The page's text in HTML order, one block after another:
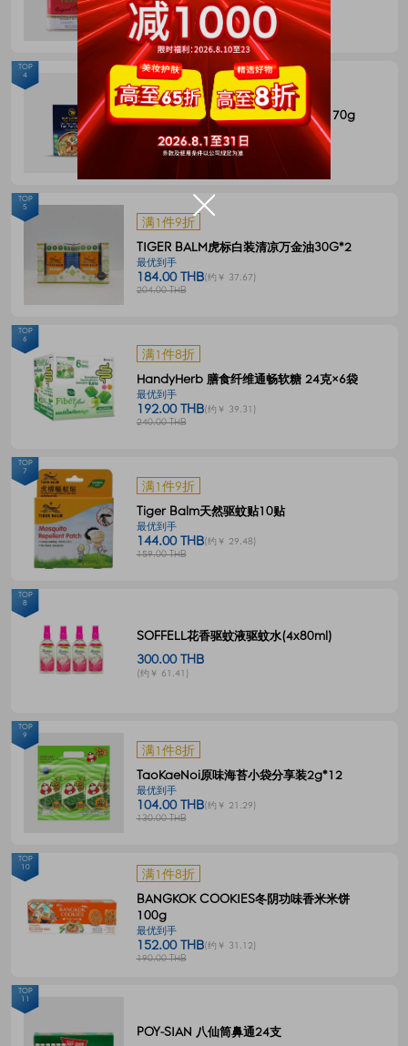
144.00 THB(约￥ 29.48)
180.00 THB
满1件8折
BLUE ELEPHANT 冬阴功一体式汤料 70g
55.00 THB(约￥ 11.26)
68.00 THB
TOP
4
满1件9折
TIGER BALM虎标白装清凉万金油30G*2
最优到手
184.00 THB(约￥ 37.67)
204.00 THB
TOP
5
满1件8折
HandyHerb 膳食纤维通畅软糖 24克×6袋
最优到手
192.00 THB(约￥ 39.31)
240.00 THB
TOP
6
满1件9折
Tiger Balm天然驱蚊贴10贴
最优到手
144.00 THB(约￥ 29.48)
159.00 THB
TOP
7
SOFFELL花香驱蚊液驱蚊水(4x80ml)
300.00 THB
(约￥ 61.41)
TOP
8
满1件8折
TaoKaeNoi原味海苔小袋分享装2g*12
最优到手
104.00 THB(约￥ 21.29)
130.00 THB
TOP
9
满1件8折
BANGKOK COOKIES冬阴功味香米米饼
100g
最优到手
152.00 THB(约￥ 31.12)
190.00 THB
TOP
10
POY-SIAN 八仙筒鼻通24支
TOP
11